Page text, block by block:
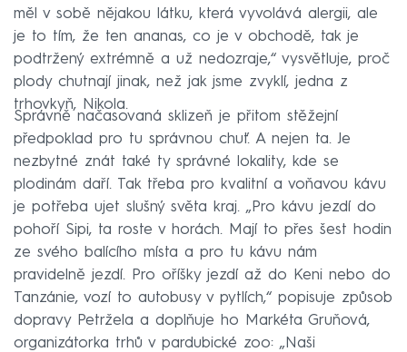
měl v sobě nějakou látku, která vyvolává alergii, ale
je to tím, že ten ananas, co je v obchodě, tak je
podtržený extrémně a už nedozraje,“ vysvětluje, proč
plody chutnají jinak, než jak jsme zvyklí, jedna z
trhovkyň, Nikola.
Správně načasovaná sklizeň je přitom stěžejní
předpoklad pro tu správnou chuť. A nejen ta. Je
nezbytné znát také ty správné lokality, kde se
plodinám daří. Tak třeba pro kvalitní a voňavou kávu
je potřeba ujet slušný světa kraj. „Pro kávu jezdí do
pohoří Sipi, ta roste v horách. Mají to přes šest hodin
ze svého balícího místa a pro tu kávu nám
pravidelně jezdí. Pro oříšky jezdí až do Keni nebo do
Tanzánie, vozí to autobusy v pytlích,“ popisuje způsob
dopravy Petržela a doplňuje ho Markéta Gruňová,
organizátorka trhů v pardubické zoo: „Naši